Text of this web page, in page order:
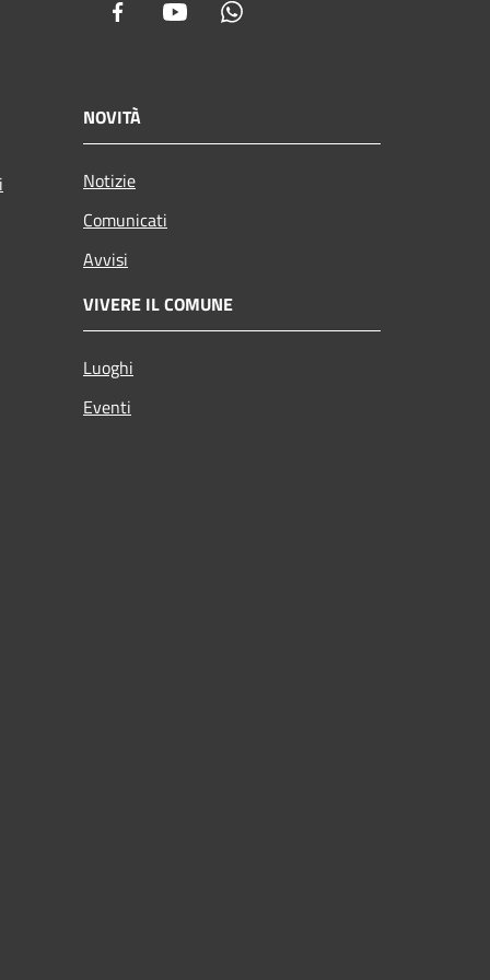
Facebook Youtube
NOVITÀ
Notizie
Comunicati
Avvisi
VIVERE IL COMUNE
Luoghi
Eventi